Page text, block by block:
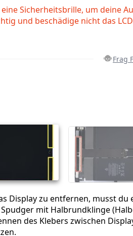
Sicherheitsbrille, um deine
und beschädige nicht das
Frag
Display zu entfernen, musst du
mit Halbrundklinge
des Klebers zwischen